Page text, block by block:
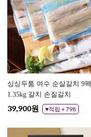
싱싱두툼 여수 순살갈치 9팩
1.35kg 갈치 손질갈치
39,900원 ♥적립 + 798